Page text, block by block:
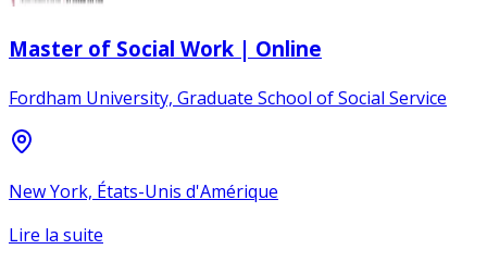
Master of Social Work | Online
Fordham University, Graduate School of Social Service
New York, États-Unis d'Amérique
Lire la suite